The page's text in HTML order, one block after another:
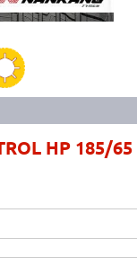
HP 185/65